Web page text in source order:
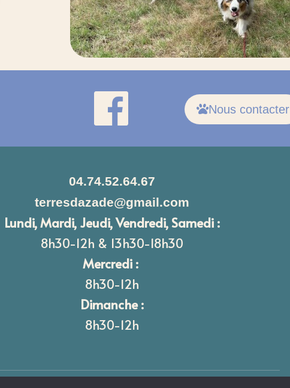
Nous contacter
04.74.52.64.67
terresdazade@gmail.com
Lundi, Mardi, Jeudi, Vendredi, Samedi :
8h30-12h & 13h30-18h30
Mercredi :
8h30-12h
Dimanche :
8h30-12h